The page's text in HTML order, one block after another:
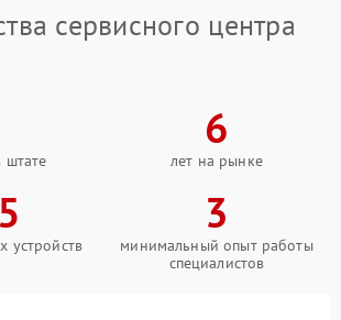
сервисного центра
штате
6
лет на рынке
устройств
3
минимальный опыт работы
специалистов